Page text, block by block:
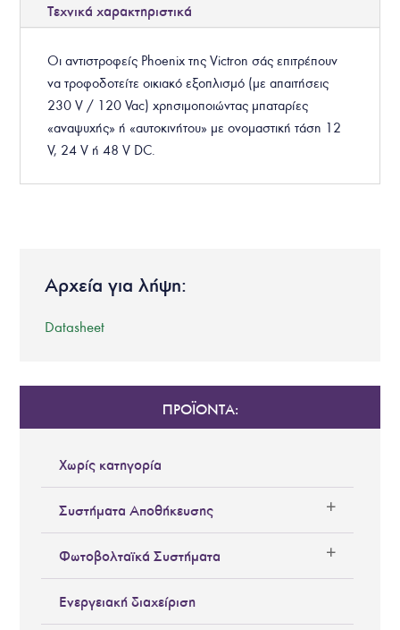
Τεχνικά χαρακτηριστικά
Οι αντιστροφείς Phoenix της Victron σάς επιτρέπουν
να τροφοδοτείτε οικιακό εξοπλισμό (με απαιτήσεις
230 V / 120 Vac) χρησιμοποιώντας μπαταρίες
«αναψυχής» ή «αυτοκινήτου» με ονομαστική τάση 12
V, 24 V ή 48 V DC.
Αρχεία για λήψη:
Datasheet
ΠΡΟΪΟΝΤΑ:
Χωρίς κατηγορία
Συστήματα Αποθήκευσης
Φωτοβολταϊκά Συστήματα
Ενεργειακή διαχείριση